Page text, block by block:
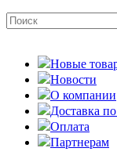
Новые
Новости
О компании
Доставка
Оплата
Партнерам